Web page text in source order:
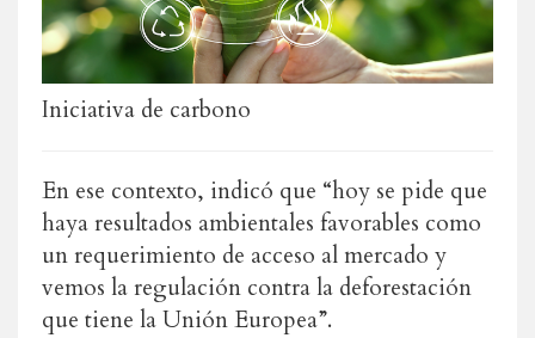
Iniciativa de carbono
En ese contexto, indicó que “hoy se pide que
haya resultados ambientales favorables como
un requerimiento de acceso al mercado y
vemos la regulación contra la deforestación
que tiene la Unión Europea”.